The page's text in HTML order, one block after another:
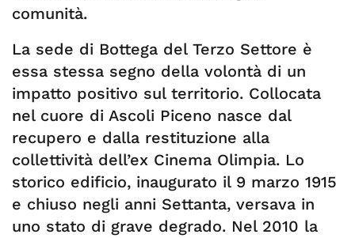
comunità.
La sede di Bottega del Terzo Settore è
essa stessa segno della volontà di un
impatto positivo sul territorio. Collocata
nel cuore di Ascoli Piceno nasce dal
recupero e dalla restituzione alla
collettività dell’ex Cinema Olimpia. Lo
storico edificio, inaugurato il 9 marzo 1915
e chiuso negli anni Settanta, versava in
uno stato di grave degrado. Nel 2010 la